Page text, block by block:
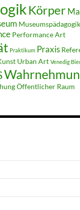
Körper
Museumspädagogik
Performance Art
Praktikum Praxis
Urban Art Venedig
Öffentlicher Raum